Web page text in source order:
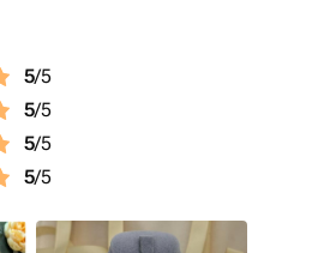
5/5
5/5
5/5
5/5